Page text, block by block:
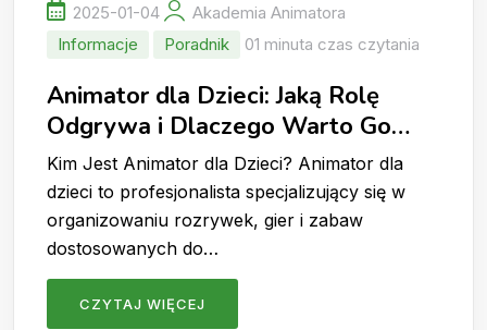
2025-01-04
Akademia Animatora
Informacje
Poradnik 01 minuta czas czytania
Animator dla Dzieci: Jaką Rolę
Odgrywa i Dlaczego Warto Go
Wynająć?
Kim Jest Animator dla Dzieci? Animator dla
dzieci to profesjonalista specjalizujący się w
organizowaniu rozrywek, gier i zabaw
dostosowanych do…
CZYTAJ WIĘCEJ